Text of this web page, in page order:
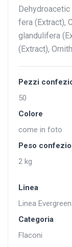
fera (Extract),
glandulifera
(Extract),
Pezzi
50
Colore
come in foto
Peso
2 kg
Linea
Linea Evergreen
Categoria
Flaconi